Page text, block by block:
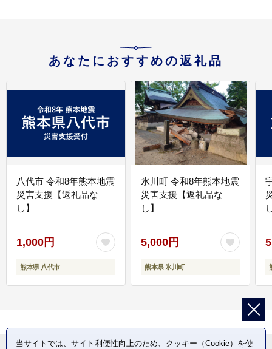
あなたにおすすめの返礼品
八代市 令和8年熊本地震
災害支援【返礼品な
し】
1,000円
熊本県 八代市
氷川町 令和8年熊本地震
災害支援【返礼品な
し】
5,000円
熊本県 氷川町
当サイトでは、サイト利便性向上のため、クッキー（Cookie）を使